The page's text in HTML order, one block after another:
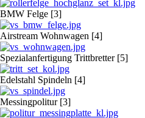
BMW Felge [3]
Airstream Wohnwagen [4]
Spezialanfertigung Trittbretter [5]
Edelstahl Spindeln [4]
Messingpolitur [3]